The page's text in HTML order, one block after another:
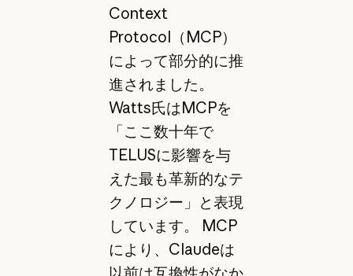
Context
Protocol（MCP）
によって部分的に推
進されました。
Watts氏はMCPを
「ここ数十年で
TELUSに影響を与
えた最も革新的なテ
クノロジー」と表現
しています。 MCP
により、Claudeは